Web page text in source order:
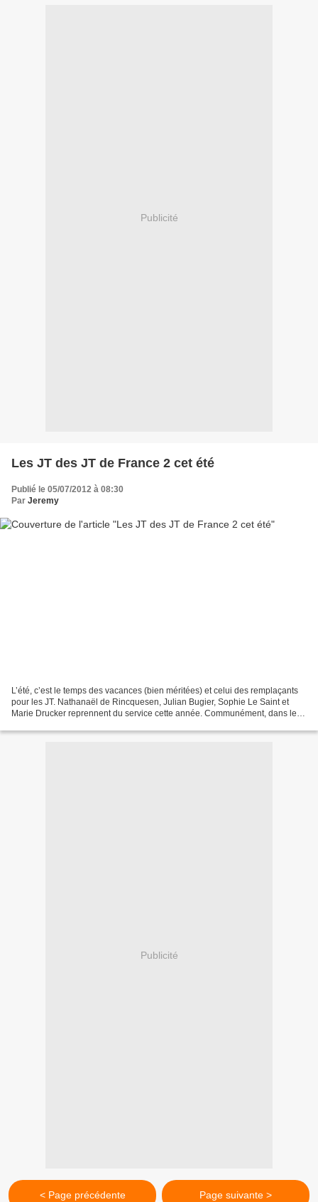
Publicité
Les JT des JT de France 2 cet été
Publié le 05/07/2012 à 08:30
Par Jeremy
L’été, c’est le temps des vacances (bien méritées) et celui des remplaçants
pour les JT. Nathanaël de Rincquesen, Julian Bugier, Sophie Le Saint et
Marie Drucker reprennent du service cette année. Communément, dans le
Publicité
< Page précédente Page suivante >